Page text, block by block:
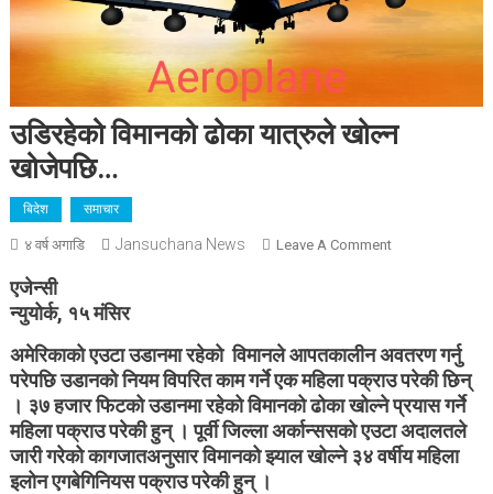
उडिरहेको विमानको ढोका यात्रुले खोल्न
खोजेपछि…
बिदेश समाचार
४ वर्ष अगाडि Jansuchana News Leave A CommentOn
खोल्न
एजेन्सी
न्युयोर्क, १५ मंसिर
अमेरिकाको एउटा उडानमा रहेको विमानले आपतकालीन अवतरण गर्नु
परेपछि उडानको नियम विपरित काम गर्ने एक महिला पक्राउ परेकी छिन्
। ३७ हजार फिटको उडानमा रहेको विमानको ढोका खोल्ने प्रयास गर्ने
महिला पक्राउ परेकी हुन् । पूर्वी जिल्ला अर्कान्ससको एउटा अदालतले
जारी गरेको कागजातअनुसार विमानको झ्याल खोल्ने ३४ वर्षीय महिला
इलोन एगबेगिनियस पक्राउ परेकी हुन् ।